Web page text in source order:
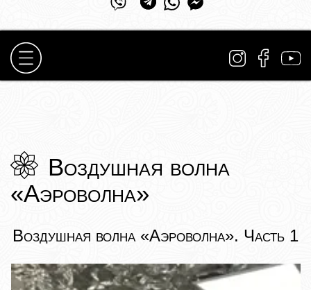
Воздушная волна
«Аэроволна»
Воздушная волна «Аэроволна». Часть 1